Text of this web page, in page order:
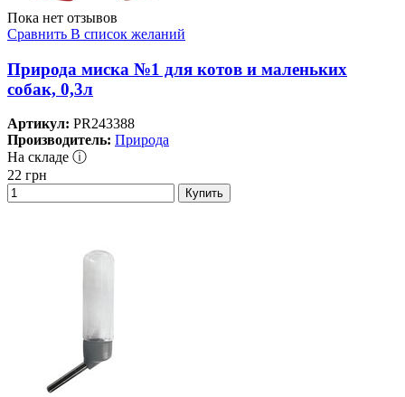
Пока нет отзывов
Сравнить В список желаний
Природа миска №1 для котов и маленьких
собак, 0,3л
Артикул: PR243388
Производитель: Природа
На складе ⓘ
22 грн
Купить